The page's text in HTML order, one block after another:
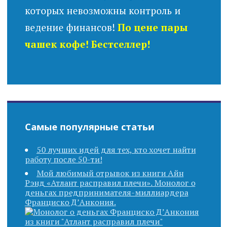
которых невозможны контроль и
ведение финансов! По цене пары
чашек кофе! Бестселлер!
Самые популярные статьи
50 лучших идей для тех, кто хочет найти
работу после 50-ти!
Мой любимый отрывок из книги Айн
Рэнд «Атлант расправил плечи». Монолог о
деньгах предпринимателя-миллиардера
Франциско Д’Анкония.